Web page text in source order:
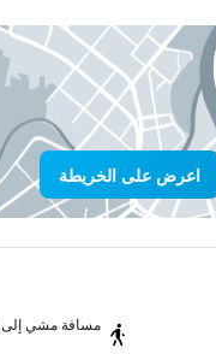
اعرض على الخريطة
مسافة مشي إلى 16 من الدقائق